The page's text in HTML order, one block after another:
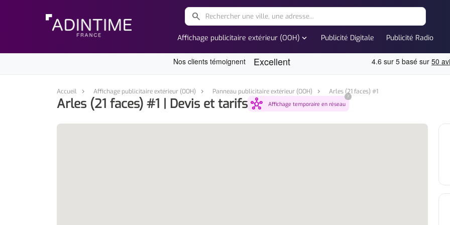
search
Affichage publicitaire extérieur (OOH) expand_more Publicité Digitale Publicité Radio
Accueil Affichage publicitaire extérieur (OOH) Panneau publicitaire extérieur (OOH) Arles (21 faces) #1
Arles (21 faces) #1 | Devis et tarifs hub Affichage temporaire en réseau
?